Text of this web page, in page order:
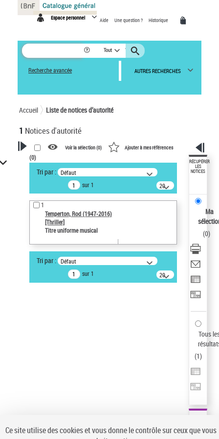
Espace personnel Aide Une question ? Historique
Tout
Recherche avancée AUTRES RECHERCHES
Accueil Liste de notices d’autorité
1 Notices d'autorité
VOTRE RECHERCHE
Recherche avancée dans les
notices d’autorité
Œuvres liées à l'auteur :
Temperton, Rod (1947-2016)
Type de notice d'autorité
Type de notice d'autorité
Voir la sélection (0) Ajouter à mes références
(0)
Tri par : Défaut
sur 1
20
résultats/page
1
Temperton, Rod (1947-2016)
[Thriller]
Titre uniforme musical
Tri par : Défaut
sur 1
20
résultats/page
RÉCUPÉRER
LES
NOTICES
Ma
(0)
Tous
(1)
Panneau de gestion des cookies
Ce site utilise des cookies et vous donne le contrôle sur ceux que vous